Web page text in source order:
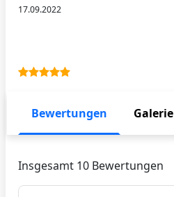
17.09.2022
Bewertungen Galerie
Insgesamt 10 Bewertungen